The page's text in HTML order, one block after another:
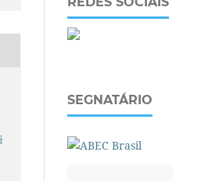
SEGNATÁRIO